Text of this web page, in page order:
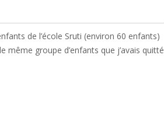
de l’école Sruti (environ 60 enfants)
même groupe d’enfants que j’avais quitté